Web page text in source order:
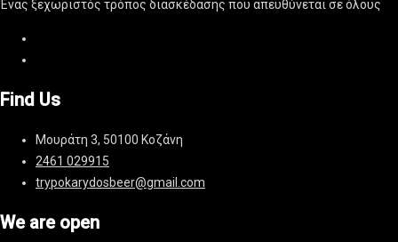
Ένας ξεχωριστός τρόπος διασκέδασης που απευθύνεται σε όλους
Find Us
Μουράτη 3, 50100 Κοζάνη
2461 029915
trypokarydosbeer@gmail.com
We are open